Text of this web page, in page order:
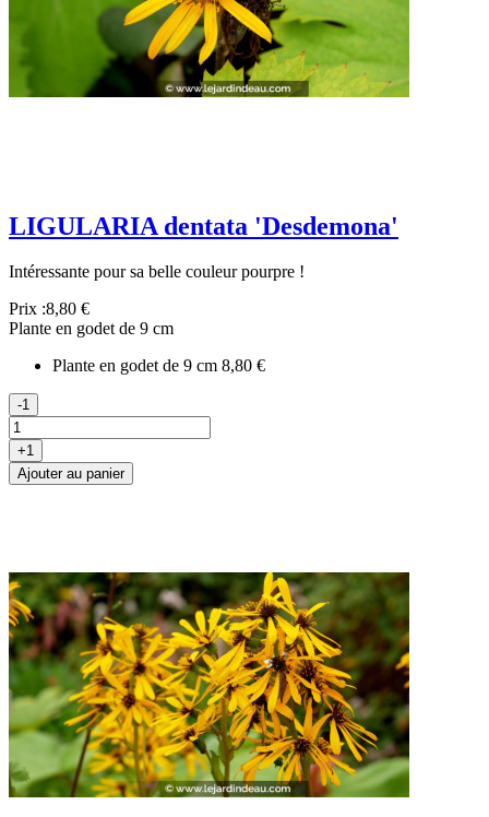
LIGULARIA dentata 'Desdemona'
Intéressante pour sa belle couleur pourpre !
Prix :8,80 €
Plante en godet de 9 cm
Plante en godet de 9 cm 8,80 €
-1
+1
Ajouter au panier